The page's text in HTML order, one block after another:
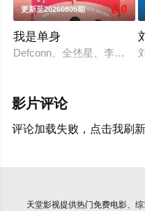
更新至20260805期 2.0
我是单身
Defconn、全烋星、李伊庚
影片评论
评论加载失败，点击我刷
天堂影视提供热门免费电影、